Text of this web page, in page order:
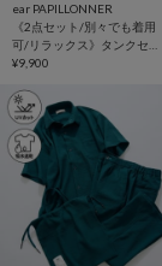
ear PAPILLONNER
《2点セット/別々でも着用
可/リラックス》タンクセッ
トインナー【SUM1
¥9,900